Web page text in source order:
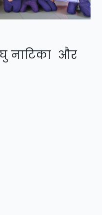
नाटिका और